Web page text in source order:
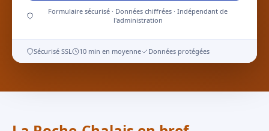
Formulaire sécurisé · Données chiffrées · Indépendant de
l'administration
Sécurisé SSL 10 min en moyenne Données protégées